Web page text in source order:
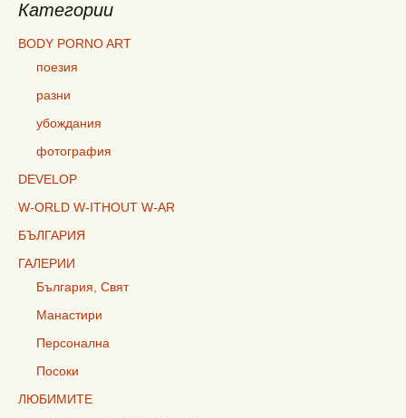
Категории
BODY PORNO ART
поезия
разни
убождания
фотография
DEVELOP
W-ORLD W-ITHOUT W-AR
БЪЛГАРИЯ
ГАЛЕРИИ
България, Свят
Манастири
Персонална
Посоки
ЛЮБИМИТЕ